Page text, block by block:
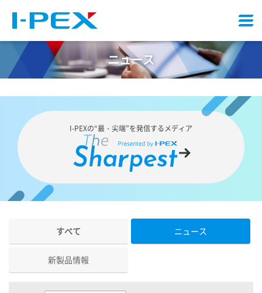
ニ
ュ
ー
ニュース
I-PEXの“最・尖端”を発信するメディア
すべて ニュース
新製品情報